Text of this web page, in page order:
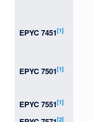
EPYC 7451[1]
EPYC 7501[1]
EPYC 7551[1]
[2]